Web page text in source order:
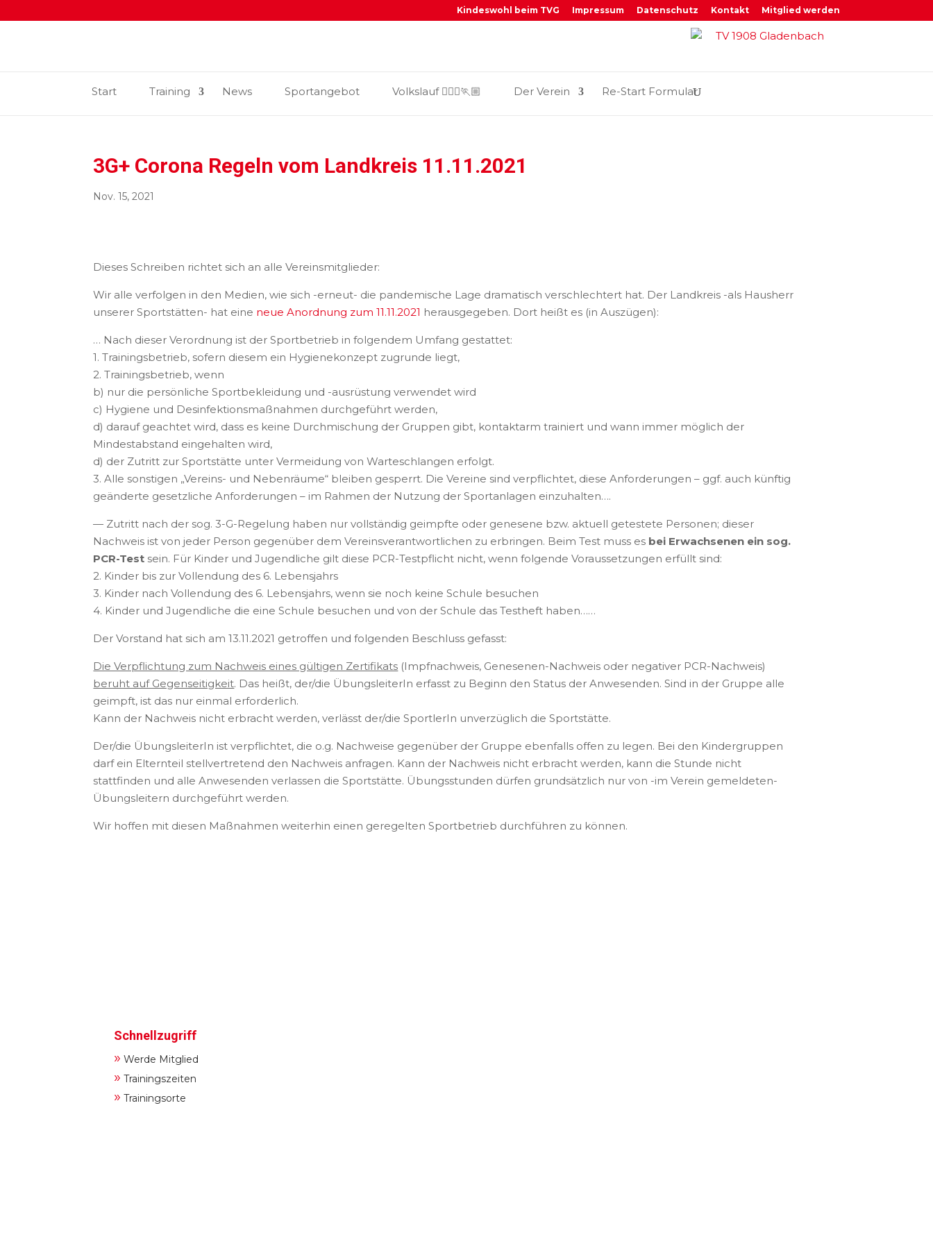
Kindeswohl beim TVG Impressum Datenschutz Kontakt Mitglied werden
Start Training News Sportangebot Volkslauf 🏃🏼‍♀️🏃🏼 Der Verein Re-Start Formular
3G+ Corona Regeln vom Landkreis 11.11.2021
Nov. 15, 2021
Dieses Schreiben richtet sich an alle Vereinsmitglieder:
Wir alle verfolgen in den Medien, wie sich -erneut- die pandemische Lage dramatisch verschlechtert hat. Der Landkreis -als Hausherr
unserer Sportstätten- hat eine neue Anordnung zum 11.11.2021 herausgegeben. Dort heißt es (in Auszügen):
… Nach dieser Verordnung ist der Sportbetrieb in folgendem Umfang gestattet:
1. Trainingsbetrieb, sofern diesem ein Hygienekonzept zugrunde liegt,
2. Trainingsbetrieb, wenn
b) nur die persönliche Sportbekleidung und -ausrüstung verwendet wird
c) Hygiene und Desinfektionsmaßnahmen durchgeführt werden,
d) darauf geachtet wird, dass es keine Durchmischung der Gruppen gibt, kontaktarm trainiert und wann immer möglich der
Mindestabstand eingehalten wird,
d) der Zutritt zur Sportstätte unter Vermeidung von Warteschlangen erfolgt.
3. Alle sonstigen „Vereins- und Nebenräume“ bleiben gesperrt. Die Vereine sind verpflichtet, diese Anforderungen – ggf. auch künftig
geänderte gesetzliche Anforderungen – im Rahmen der Nutzung der Sportanlagen einzuhalten….
— Zutritt nach der sog. 3-G-Regelung haben nur vollständig geimpfte oder genesene bzw. aktuell getestete Personen; dieser
Nachweis ist von jeder Person gegenüber dem Vereinsverantwortlichen zu erbringen. Beim Test muss es bei Erwachsenen ein sog.
PCR-Test sein. Für Kinder und Jugendliche gilt diese PCR-Testpflicht nicht, wenn folgende Voraussetzungen erfüllt sind:
2. Kinder bis zur Vollendung des 6. Lebensjahrs
3. Kinder nach Vollendung des 6. Lebensjahrs, wenn sie noch keine Schule besuchen
4. Kinder und Jugendliche die eine Schule besuchen und von der Schule das Testheft haben……
Der Vorstand hat sich am 13.11.2021 getroffen und folgenden Beschluss gefasst:
Die Verpflichtung zum Nachweis eines gültigen Zertifikats (Impfnachweis, Genesenen-Nachweis oder negativer PCR-Nachweis)
beruht auf Gegenseitigkeit. Das heißt, der/die ÜbungsleiterIn erfasst zu Beginn den Status der Anwesenden. Sind in der Gruppe alle
geimpft, ist das nur einmal erforderlich.
Kann der Nachweis nicht erbracht werden, verlässt der/die SportlerIn unverzüglich die Sportstätte.
Der/die ÜbungsleiterIn ist verpflichtet, die o.g. Nachweise gegenüber der Gruppe ebenfalls offen zu legen. Bei den Kindergruppen
darf ein Elternteil stellvertretend den Nachweis anfragen. Kann der Nachweis nicht erbracht werden, kann die Stunde nicht
stattfinden und alle Anwesenden verlassen die Sportstätte. Übungsstunden dürfen grundsätzlich nur von -im Verein gemeldeten-
Übungsleitern durchgeführt werden.
Wir hoffen mit diesen Maßnahmen weiterhin einen geregelten Sportbetrieb durchführen zu können.
Schnellzugriff
» Werde Mitglied
» Trainingszeiten
» Trainingsorte